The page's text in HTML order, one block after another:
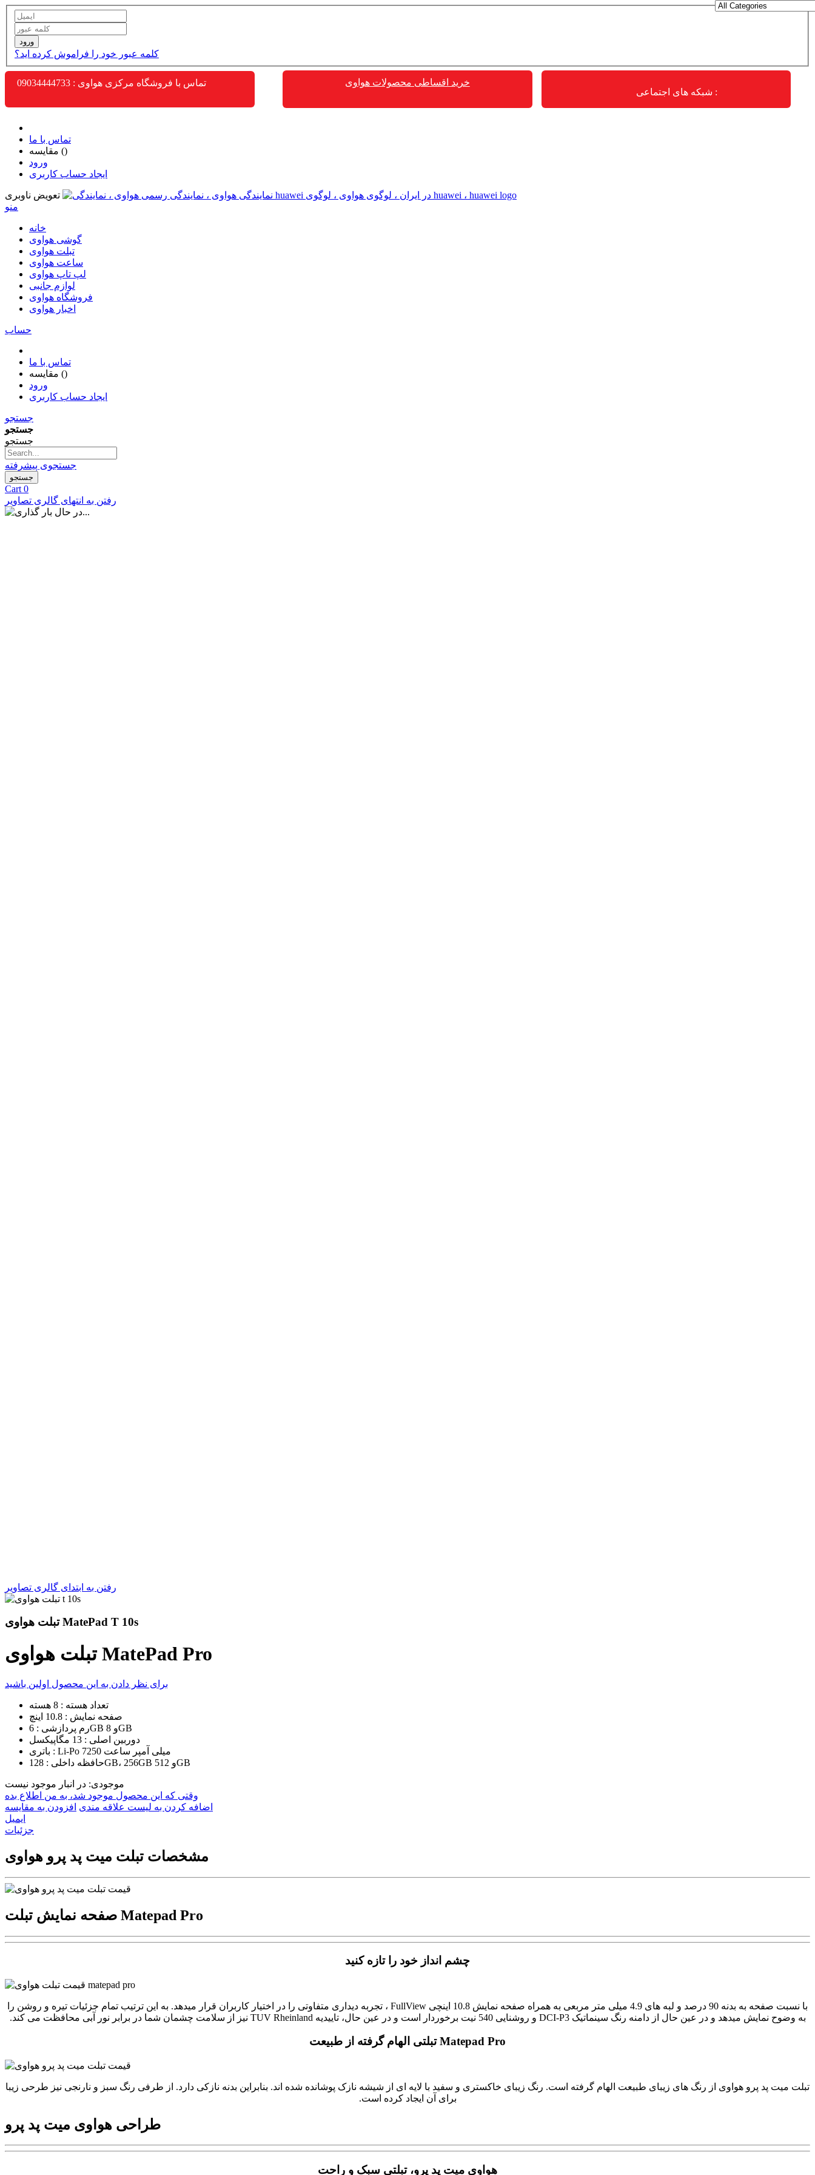
ورود
کلمه عبور خود را فراموش کرده اید؟
تماس با فروشگاه مرکزی هواوی : 09034444733
خرید اقساطی محصولات هواوی
شبکه های اجتماعی :
تماس با ما
مقایسه ()
ورود
ایجاد حساب کاربری
تعویض ناوبری
منو
خانه
گوشی هواوی
تبلت هواوی
ساعت هواوی
لپ تاپ هواوی
لوازم جانبی
فروشگاه هواوی
اخبار هواوی
حساب
تماس با ما
مقایسه ()
ورود
ایجاد حساب کاربری
جستجو
جستجو
جستجو
جستجوی پیشرفته
جستجو
Cart 0
رفتن به انتهای گالری تصاویر
رفتن به ابتدای گالری تصاویر
تبلت هواوی MatePad T 10s
تبلت هواوی MatePad Pro
برای نظر دادن به این محصول اولین باشید
تعداد هسته : 8 هسته
صفحه نمایش : 10.8 اینچ
رم پردازشی : 6GB و 8GB
دوربین اصلی : 13 مگاپیکسل
باتری : Li-Po 7250 میلی آمپر ساعت
حافظه داخلی : 128GB، 256GB و 512GB
موجودی: در انبار موجود نیست
وقتی که این محصول موجود شد، به من اطلاع بده
اضافه کردن به لیست علاقه مندی افزودن به مقایسه
ايميل
جزئیات
مشخصات تبلت میت پد پرو هواوی
صفحه نمایش تبلت Matepad Pro
چشم انداز خود را تازه کنید
با نسبت صفحه به بدنه 90 درصد و لبه های 4.9 میلی متر مربعی به همراه صفحه نمایش 10.8 اینچی FullView ، تجربه دیداری متفاوتی را در اختیار کاربران قرار میدهد. به این ترتیب تمام جزئیات تیره و روشن را
به وضوح نمایش میدهد و در عین حال از دامنه رنگ سینماتیک DCI-P3 و روشنایی 540 نیت برخوردار است و در عین حال، تاییدیه TUV Rheinland نیز از سلامت چشمان شما در برابر نور آبی محافظت می کند.
Matepad Pro تبلتی الهام گرفته از طبیعت
تبلت میت پد پرو هواوی از رنگ های زیبای طبیعت الهام گرفته است. رنگ زیبای خاکستری و سفید با لایه ای از شیشه نازک پوشانده شده اند. بنابراین بدنه نازکی دارد. از طرفی رنگ سبز و نارنجی نیز طرحی زیبا
برای آن ایجاد کرده است.
طراحی هواوی میت پد پرو
هواوی میت پد پرو، تبلتی سبک و راحت